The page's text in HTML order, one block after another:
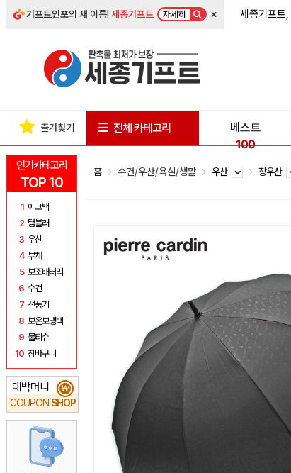
기프트인포의 새 이름!세종기프트 자세히 × 세종기프트,
인기카테고리
TOP 10
1 에코백
2 텀블러
3 우산
4 부채
5 보조배터리
6 수건
7 선풍기
8 보온보냉백
9 물티슈
10 장바구니
대박머니
COUPON SHOP
₩
즐겨찾기 전체 카테고리
베스트
100
홈 수건/우산/욕실/생활 우산 장우산